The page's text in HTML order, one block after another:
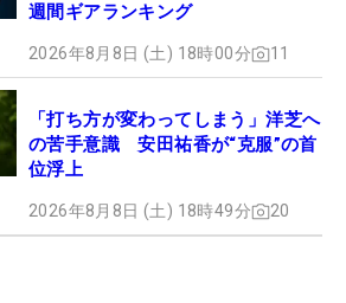
週間ギアランキング
2026年8月8日 (土) 18時00分 11
「打ち方が変わってしまう」洋芝へ
の苦手意識 安田祐香が“克服”の首
位浮上
2026年8月8日 (土) 18時49分 20